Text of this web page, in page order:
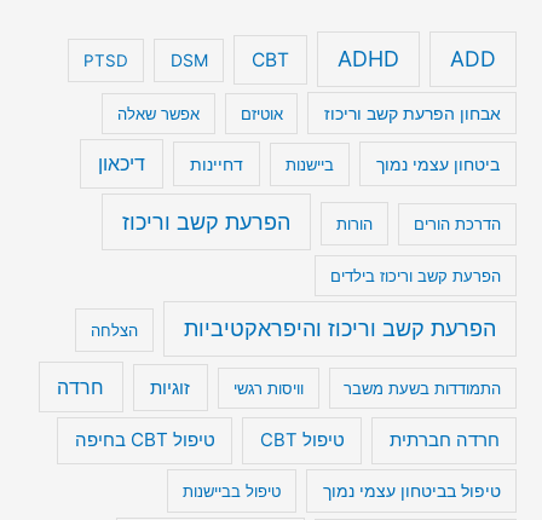
ADD
ADHD
CBT
DSM
PTSD
אבחון הפרעת קשב וריכוז אוטיזם אפשר שאלה
ביטחון עצמי נמוך ביישנות דחיינות דיכאון
הדרכת הורים הורות הפרעת קשב וריכוז
הפרעת קשב וריכוז בילדים
הפרעת קשב וריכוז והיפראקטיביות הצלחה
התמודדות בשעת משבר וויסות רגשי זוגיות חרדה
חרדה חברתית טיפול CBT טיפול CBT בחיפה
טיפול בביטחון עצמי נמוך טיפול בביישנות